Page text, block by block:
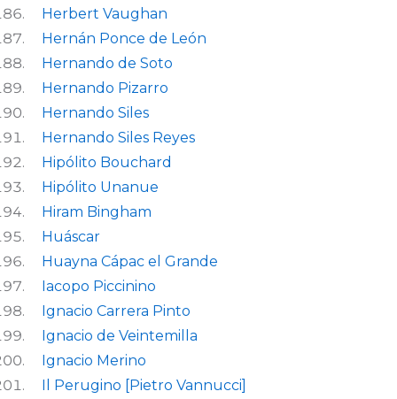
Herbert Vaughan
Hernán Ponce de León
Hernando de Soto
Hernando Pizarro
Hernando Siles
Hernando Siles Reyes
Hipólito Bouchard
Hipólito Unanue
Hiram Bingham
Huáscar
Huayna Cápac el Grande
Iacopo Piccinino
Ignacio Carrera Pinto
Ignacio de Veintemilla
Ignacio Merino
Il Perugino [Pietro Vannucci]